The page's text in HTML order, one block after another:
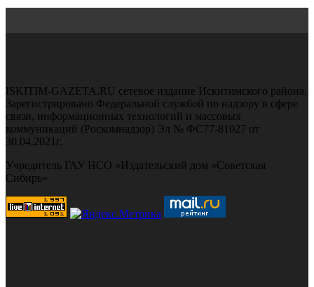
ISKITIM-GAZETA.RU сетевое издание Искитимского района.
Зарегистрировано Федеральной службой по надзору в сфере
связи, информационных технологий и массовых
коммуникаций (Роскомнадзор) Эл № ФС77-81027 от
30.04.2021г.
Учредитель ГАУ НСО «Издательский дом «Советская
Сибирь»